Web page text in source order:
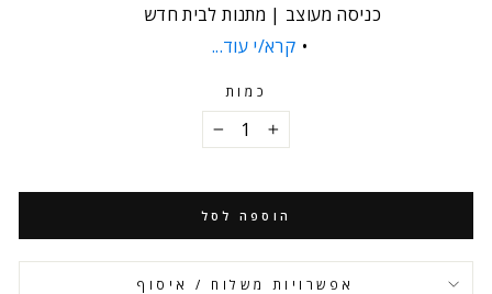
כניסה מעוצב | מתנות לבית חדש
קרא/י עוד...
כמות
− +
הוספה לסל
אפשרויות משלוח / איסוף